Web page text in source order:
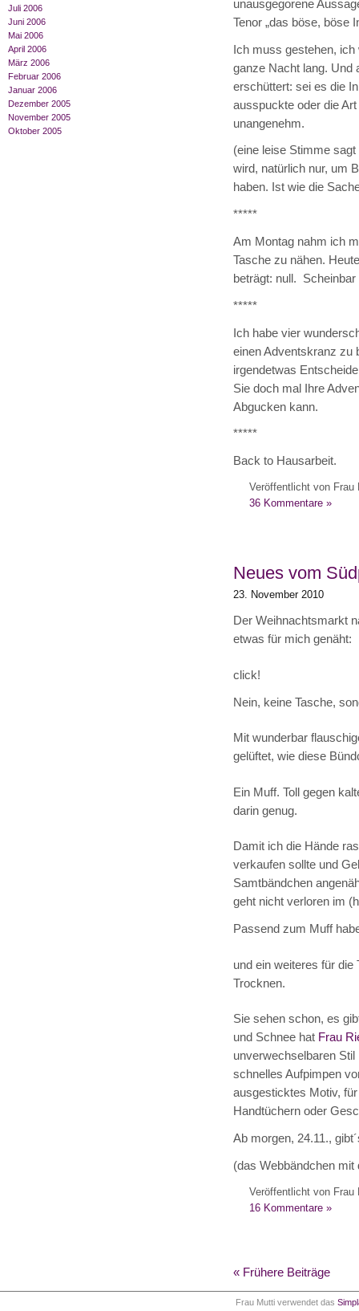
Juli 2006
Juni 2006
Mai 2006
April 2006
März 2006
Februar 2006
Januar 2006
Dezember 2005
November 2005
Oktober 2005
unausgegorene
Tenor „das böse, böse
Ich muss gestehen,
ganze Nacht lang. Und
erschüttert: sei es die
ausspuckte oder die
unangenehm.
(eine leise Stimme
wird, natürlich nur, um
haben. Ist wie die
*****
Am Montag nahm ich
Tasche zu nähen.
beträgt: null.
*****
Ich habe vier
einen Adventskranz zu
irgendetwas
Sie doch mal Ihre
Abgucken kann.
*****
Back to Hausarbeit.
Veröffentlicht von Frau
36 Kommentare »
Neues vom
23. November 2010
Der Weihnachtsmarkt
etwas für mich genäht:
click!
Nein, keine Tasche,
Mit wunderbar
gelüftet, wie diese
Ein Muff. Toll gegen
darin genug.
Damit ich die Hände
verkaufen sollte und
Samtbändchen
geht nicht verloren im
Passend zum Muff
und ein weiteres für die
Trocknen.
Sie sehen schon, es
und Schnee hat Frau
unverwechselbaren
schnelles Aufpimpen
ausgesticktes Motiv,
Handtüchern oder
Ab morgen, 24.11.,
(das Webbändchen
Veröffentlicht von Frau
16 Kommentare »
« Frühere Beiträge
Frau Mutti verwendet das